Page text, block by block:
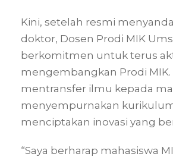
Kini, setelah resmi
doktor, Dosen Prodi MIK
berkomitmen untuk terus
mengembangkan Prodi MIK.
mentransfer ilmu kepada
menyempurnakan
menciptakan inovasi yang
“Saya berharap mahasiswa